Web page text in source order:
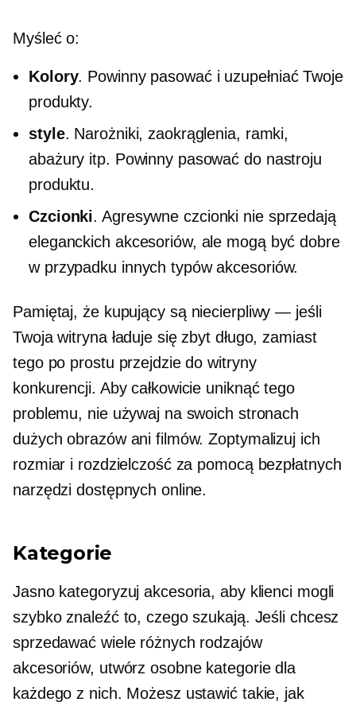
Myśleć o:
Kolory. Powinny pasować i uzupełniać Twoje
produkty.
style. Narożniki, zaokrąglenia, ramki,
abażury itp. Powinny pasować do nastroju
produktu.
Czcionki. Agresywne czcionki nie sprzedają
eleganckich akcesoriów, ale mogą być dobre
w przypadku innych typów akcesoriów.
Pamiętaj, że kupujący są niecierpliwy — jeśli
Twoja witryna ładuje się zbyt długo, zamiast
tego po prostu przejdzie do witryny
konkurencji. Aby całkowicie uniknąć tego
problemu, nie używaj na swoich stronach
dużych obrazów ani filmów. Zoptymalizuj ich
rozmiar i rozdzielczość za pomocą bezpłatnych
narzędzi dostępnych online.
Kategorie
Jasno kategoryzuj akcesoria, aby klienci mogli
szybko znaleźć to, czego szukają. Jeśli chcesz
sprzedawać wiele różnych rodzajów
akcesoriów, utwórz osobne kategorie dla
każdego z nich. Możesz ustawić takie, jak